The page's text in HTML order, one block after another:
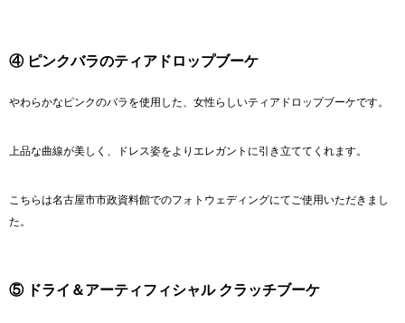
④ ピンクバラのティアドロップブーケ
やわらかなピンクのバラを使用した、女性らしいティアドロップブーケです。
上品な曲線が美しく、ドレス姿をよりエレガントに引き立ててくれます。
こちらは名古屋市市政資料館でのフォトウェディングにてご使用いただきまし
た。
⑤ ドライ＆アーティフィシャル クラッチブーケ